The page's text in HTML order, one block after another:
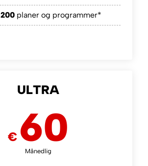
200planer og programmer*
ULTRA
€ 60
Månedlig